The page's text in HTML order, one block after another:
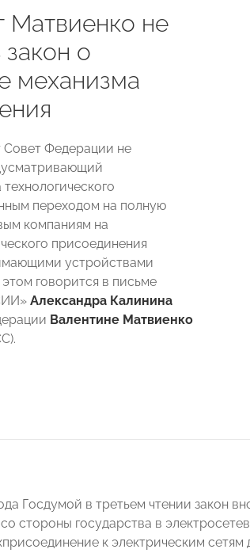
Матвиенко не
о
механизма
Федерации не
переходом на полную
компаниям на
присоединения
устройствами
говорится в письме
Александра Калинина
Валентине Матвиенко
Госдумой в третьем чтении закон
стороны государства в
к электрическим